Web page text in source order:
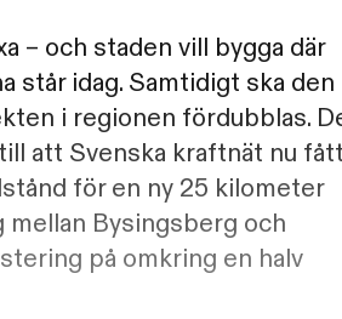
– och staden vill bygga där
står idag. Samtidigt ska den
i regionen fördubblas.
att Svenska kraftnät nu
för en ny 25 kilometer
mellan Bysingsberg och
på omkring en halv